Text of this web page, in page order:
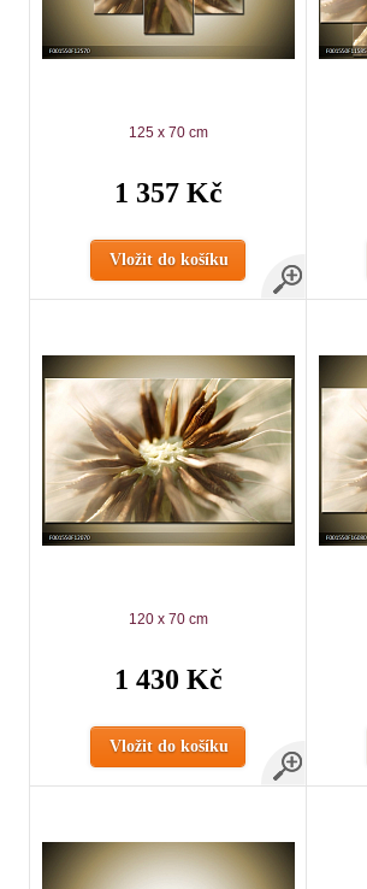
125 x 70 cm
1 357 Kč
Vložit do košíku
120 x 70 cm
1 430 Kč
Vložit do košíku